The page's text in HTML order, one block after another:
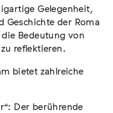
Rassismus
Gelegenheit,
Geschichte der Roma
Bedeutung von
reflektieren.
bietet zahlreiche
Der berührende